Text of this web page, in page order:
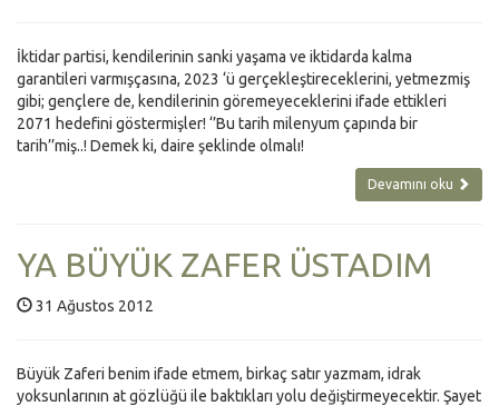
İktidar partisi, kendilerinin sanki yaşama ve iktidarda kalma
garantileri varmışçasına, 2023 ‘ü gerçekleştireceklerini, yetmezmiş
gibi; gençlere de, kendilerinin göremeyeceklerini ifade ettikleri
2071 hedefini göstermişler! ‘’Bu tarih milenyum çapında bir
tarih’’miş..! Demek ki, daire şeklinde olmalı!
Devamını oku
YA BÜYÜK ZAFER ÜSTADIM
31 Ağustos 2012
Büyük Zaferi benim ifade etmem, birkaç satır yazmam, idrak
yoksunlarının at gözlüğü ile baktıkları yolu değiştirmeyecektir. Şayet